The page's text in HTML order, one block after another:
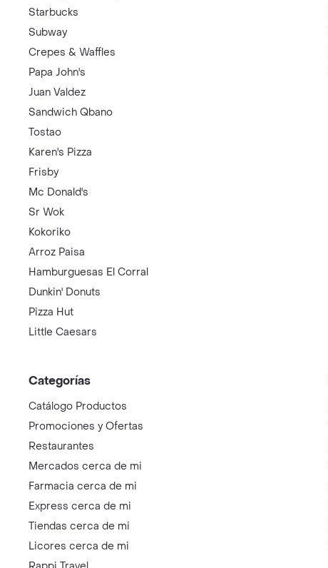
Starbucks
Subway
Crepes & Waffles
Papa John's
Juan Valdez
Sandwich Qbano
Tostao
Karen's Pizza
Frisby
Mc Donald's
Sr Wok
Kokoriko
Arroz Paisa
Hamburguesas El Corral
Dunkin' Donuts
Pizza Hut
Little Caesars
Categorías
Catálogo Productos
Promociones y Ofertas
Restaurantes
Mercados cerca de mi
Farmacia cerca de mi
Express cerca de mi
Tiendas cerca de mi
Licores cerca de mi